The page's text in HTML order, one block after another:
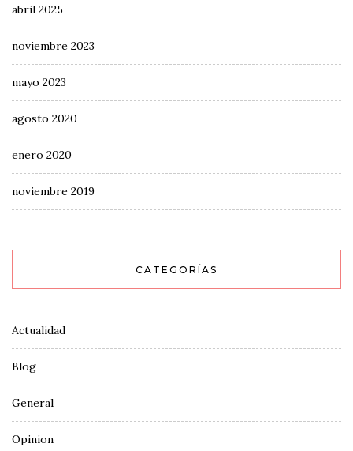
abril 2025
noviembre 2023
mayo 2023
agosto 2020
enero 2020
noviembre 2019
CATEGORÍAS
Actualidad
Blog
General
Opinion